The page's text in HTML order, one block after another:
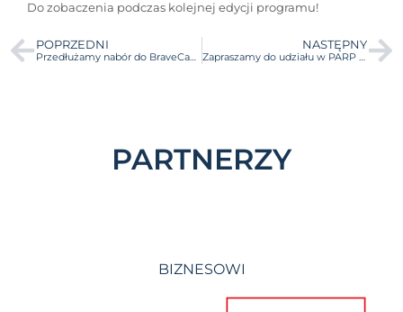
Do zobaczenia podczas kolejnej edycji programu!
POPRZEDNI
Przedłużamy nabór do BraveCamp ZIP 2.0 – zgłoś się do 10 lipca!
NASTĘPNY
Zapraszamy do udziału w PARP Future Camp 2026!
PARTNERZY
BIZNESOWI